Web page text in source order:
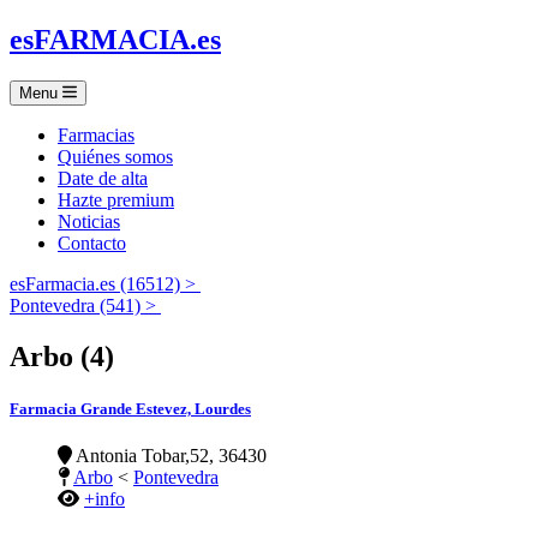
esFARMACIA.es
Menu
Farmacias
Quiénes somos
Date de alta
Hazte premium
Noticias
Contacto
esFarmacia.es (16512) >
Pontevedra (541) >
Arbo (4)
Farmacia Grande Estevez, Lourdes
Antonia Tobar,52, 36430
Arbo < Pontevedra
+info